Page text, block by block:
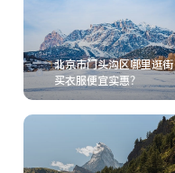
北京市门头沟区哪里逛街
买衣服便宜实惠？